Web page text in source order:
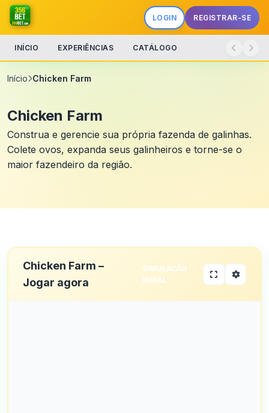
LOGIN REGISTRAR-SE
INÍCIO EXPERIÊNCIAS CATÁLOGO
Início Chicken Farm
Chicken Farm
Construa e gerencie sua própria fazenda de galinhas.
Colete ovos, expanda seus galinheiros e torne-se o
maior fazendeiro da região.
Chicken Farm –
Jogar agora
SIMULAÇÃO
RURAL